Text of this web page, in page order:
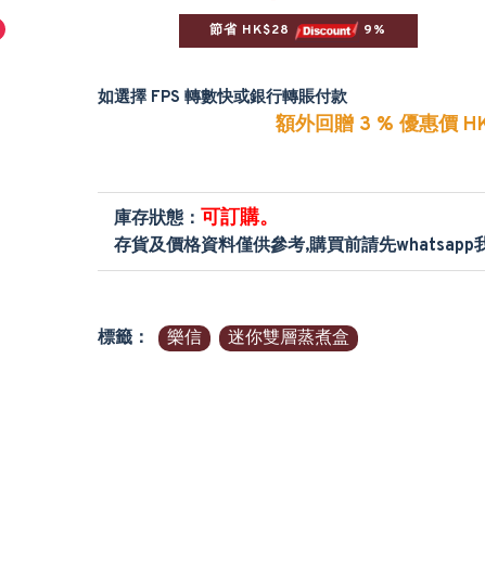
節省 HK$28 9%
如選擇 FPS 轉數快或銀行轉賬付款
額外回贈 3 % 優惠價
庫存狀態： 可訂購。
存貨及價格資料僅供參考,購買前請先whatsapp
標籤： 樂信 迷你雙層蒸煮盒